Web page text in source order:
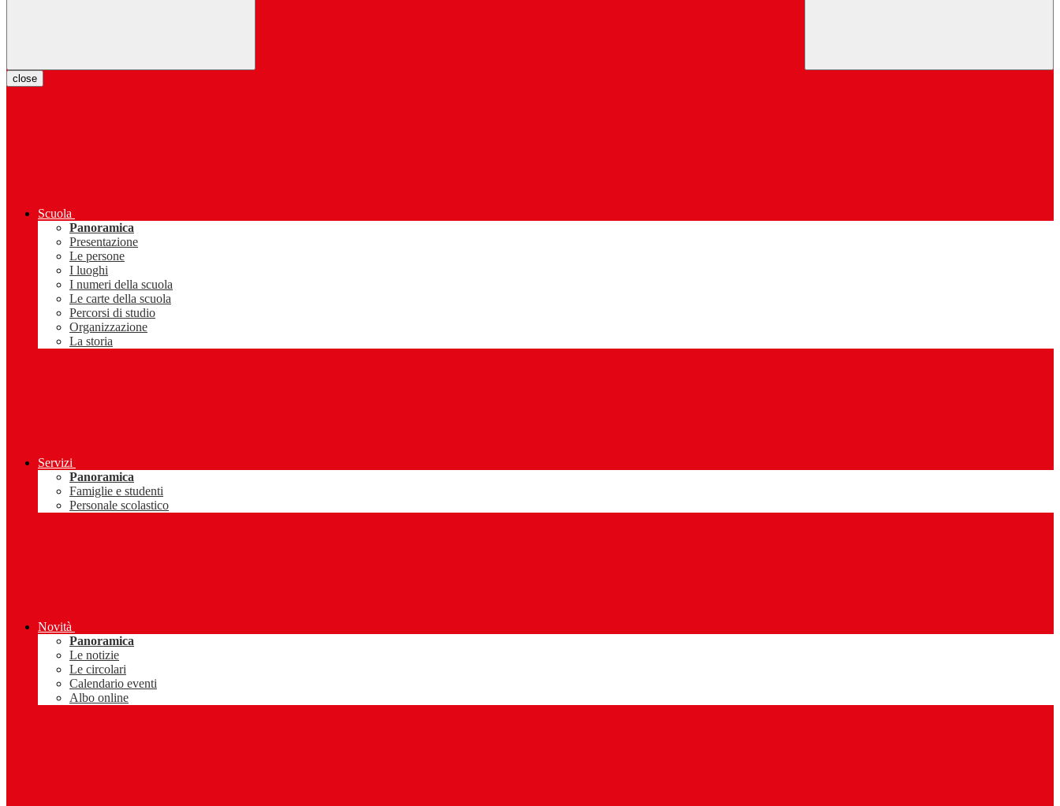
close
Scuola
Panoramica
Presentazione
Le persone
I luoghi
I numeri della scuola
Le carte della scuola
Percorsi di studio
Organizzazione
La storia
Servizi
Panoramica
Famiglie e studenti
Personale scolastico
Novità
Panoramica
Le notizie
Le circolari
Calendario eventi
Albo online